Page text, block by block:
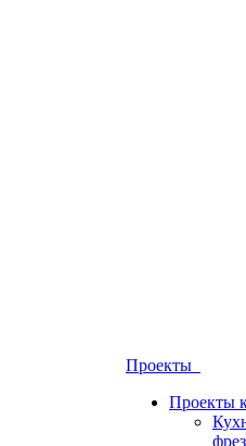
Проекты
Проекты